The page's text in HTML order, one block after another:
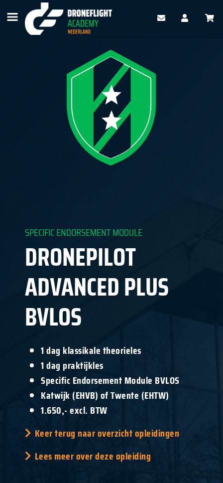
SPECIFIC ENDORSEMENT MODULE
DRONEPILOT
ADVANCED PLUS
BVLOS
1 dag klassikale theorieles
1 dag praktijkles
Specific Endorsement Module BVLOS
Katwijk (EHVB) of Twente (EHTW)
1.650,- excl. BTW
Keer terug naar overzicht opleidingen
Lees meer over deze opleiding